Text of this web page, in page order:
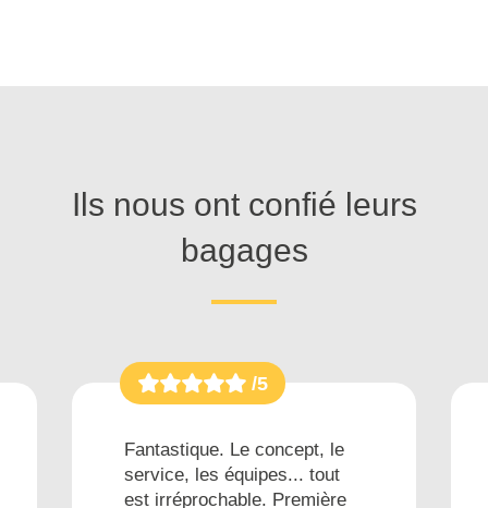
Ils nous ont confié leurs
bagages
/5
Fantastique. Le concept, le
service, les équipes... tout
est irréprochable. Première